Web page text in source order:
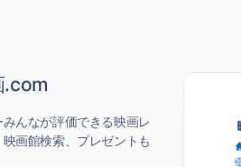
.com
んなが評価できる映画レ
画館検索、プレゼントも